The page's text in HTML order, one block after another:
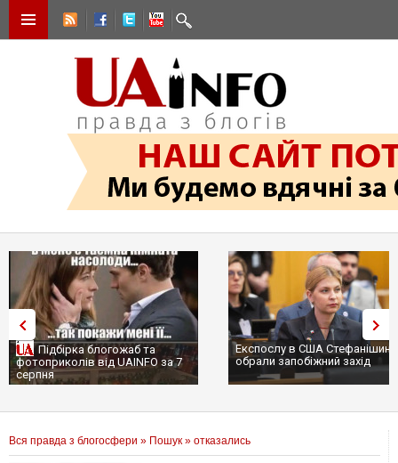
Підбірка блогожаб та
фотоприколів від UAINFO за 7
серпня
Експослу в США
обрали запобіжний захід
Вся правда з блогосфери » Пошук » отказались